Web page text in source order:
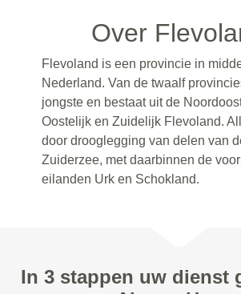
Over
Flevoland is een provincie in
Nederland. Van de twaalf
jongste en bestaat uit de
Oostelijk en Zuidelijk Flevoland.
door drooglegging van delen van
Zuiderzee, met daarbinnen de
eilanden Urk en Schokland.
In 3 stappen uw dienst